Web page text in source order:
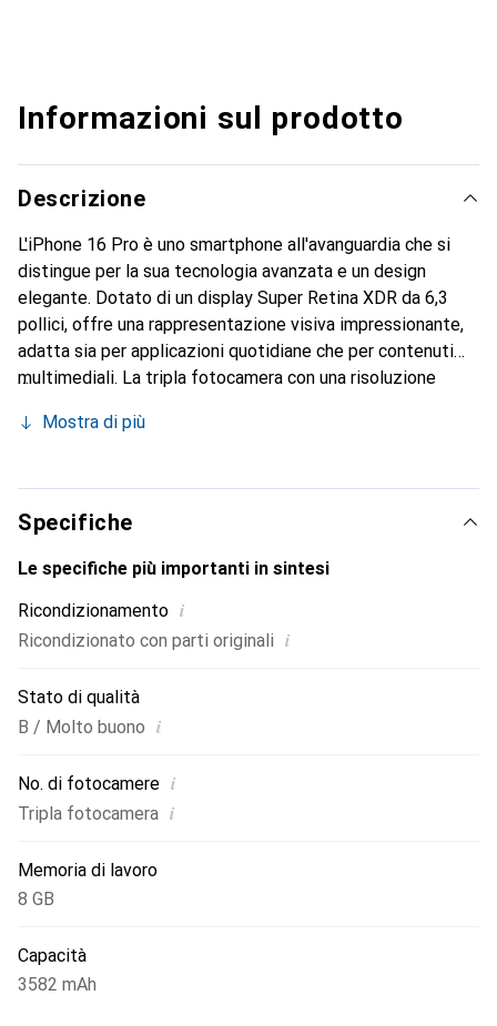
Informazioni sul prodotto
Descrizione
L'iPhone 16 Pro è uno smartphone all'avanguardia che si
distingue per la sua tecnologia avanzata e un design
elegante. Dotato di un display Super Retina XDR da 6,3
pollici, offre una rappresentazione visiva impressionante,
adatta sia per applicazioni quotidiane che per contenuti
multimediali. La tripla fotocamera con una risoluzione
video straordinari in alta qualità. Con un potente
garantisce prestazioni fluide e capacità di multitasking. La
capacità della batteria di 3582 mAh assicura un utilizzo
prolungato, mentre il supporto per il 5G e le ultime
tecnologie di ricarica come Power Delivery 2.0 e Wireless
futuro. L'iPhone 16 Pro non è solo un dispositivo potente,
ma anche un accessorio elegante, disponibile nella
Mostra di più
Specifiche
Le specifiche più importanti in sintesi
Ricondizionamento i
Ricondizionato con parti originali i
Stato di qualità
B / Molto buono i
No. di fotocamere i
Tripla fotocamera i
Memoria di lavoro
8 GB
Capacità
3582 mAh